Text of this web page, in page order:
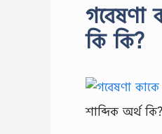
গবেষণা
কি কি?
শাব্দিক অর্থ